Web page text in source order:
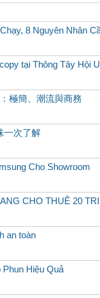
8 Nguyên Nhân
tại Thông Tây Hội
極簡、潮流與商務
一次了解
Cho Showroom
CHO THUÊ 20
an toàn
Hiệu Quả